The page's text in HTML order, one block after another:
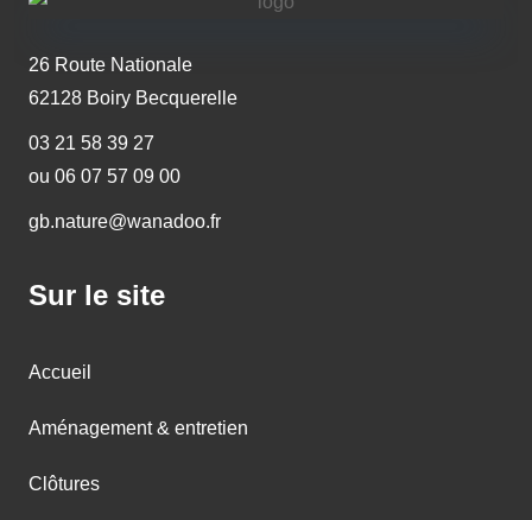
26 Route Nationale
62128 Boiry Becquerelle
03 21 58 39 27
ou 06 07 57 09 00
gb.nature@wanadoo.fr
Sur le site
Accueil
Aménagement & entretien
Clôtures